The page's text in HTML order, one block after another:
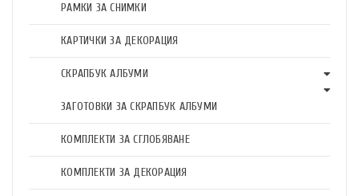
РАМКИ ЗА СНИМКИ
КАРТИЧКИ ЗА ДЕКОРАЦИЯ
СКРАПБУК АЛБУМИ
ЗАГОТОВКИ ЗА СКРАПБУК АЛБУМИ
КОМПЛЕКТИ ЗА СГЛОБЯВАНЕ
КОМПЛЕКТИ ЗА ДЕКОРАЦИЯ